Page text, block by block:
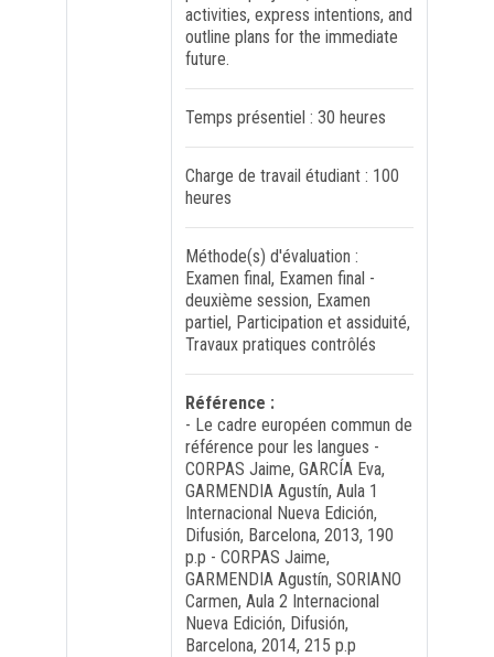
activities, express intentions, and
outline plans for the immediate
future.
Temps présentiel : 30 heures
Charge de travail étudiant : 100
heures
Méthode(s) d'évaluation :
Examen final, Examen final -
deuxième session, Examen
partiel, Participation et assiduité,
Travaux pratiques contrôlés
Référence :
- Le cadre européen commun de
référence pour les langues -
CORPAS Jaime, GARCÍA Eva,
GARMENDIA Agustín, Aula 1
Internacional Nueva Edición,
Difusión, Barcelona, 2013, 190
p.p - CORPAS Jaime,
GARMENDIA Agustín, SORIANO
Carmen, Aula 2 Internacional
Nueva Edición, Difusión,
Barcelona, 2014, 215 p.p